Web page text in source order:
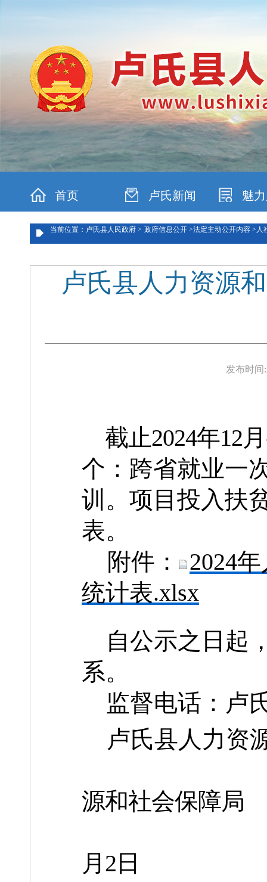
首页 卢氏新闻 魅
当前位置：卢氏县人民政府 > 政府信息公开 >法定主动公开内容 > 人
卢氏县人力资源
发布时间:
截止2024年12
个： 跨省就业一
训。项目投入扶
表。
附件：
2024
统计表.xlsx
自公示之日起
系。
监督电话：卢
卢氏县人力资
源和社会保障局
月2日